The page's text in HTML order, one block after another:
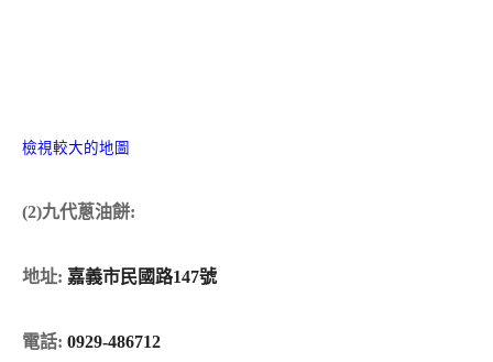
檢視較大的地圖
(2)九代蔥油餅:
地址: 嘉義市民國路147號
電話: 0929-486712